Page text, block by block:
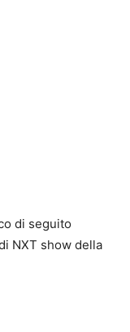
di seguito
NXT show della